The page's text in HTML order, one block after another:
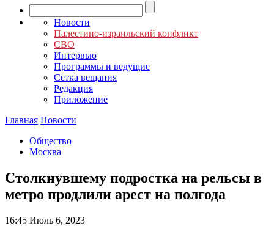
Новости
Палестино-израильский конфликт
СВО
Интервью
Программы и ведущие
Сетка вещания
Редакция
Приложение
Главная Новости
Общество
Москва
Столкнувшему подростка на рельсы в
метро продлили арест на полгода
16:45 Июль 6, 2023